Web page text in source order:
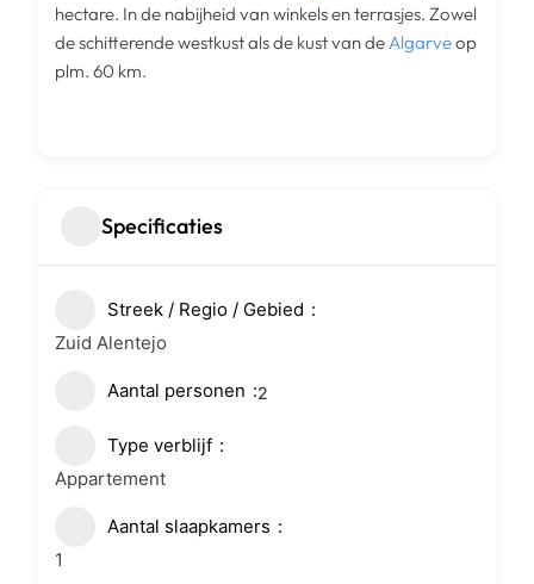
hectare. In de nabijheid van winkels en terrasjes. Zowel
de schitterende westkust als de kust van de Algarveop
plm. 60 km.
Specificaties
Streek / Regio / Gebied
Zuid Alentejo
Aantal personen 2
Type verblijf
Appartement
Aantal slaapkamers
1